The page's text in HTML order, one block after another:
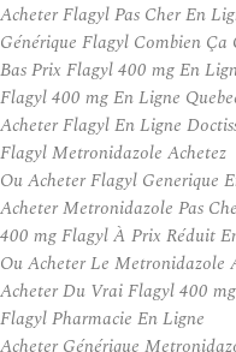
Acheter Flagyl Pas Cher En
Générique Flagyl Combien Ça
Bas Prix Flagyl 400 mg En
Flagyl 400 mg En Ligne
Acheter Flagyl En Ligne
Flagyl Metronidazole Achetez
Ou Acheter Flagyl Generique
Acheter Metronidazole Pas
400 mg Flagyl À Prix Réduit
Ou Acheter Le Metronidazole
Acheter Du Vrai Flagyl 400
Flagyl Pharmacie En Ligne